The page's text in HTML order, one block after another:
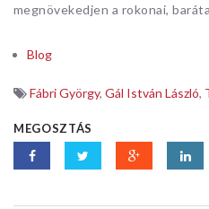
megnövekedjen a rokonai,
Blog
Fábri György, Gál István László,
MEGOSZTÁS